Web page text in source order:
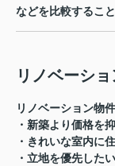
などを比較するこ
リノベーシ
リノベーション物
・新築より価格を
・きれいな室内に
・立地を優先したい